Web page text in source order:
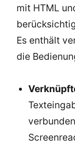
mit HTML
Es enthält
die